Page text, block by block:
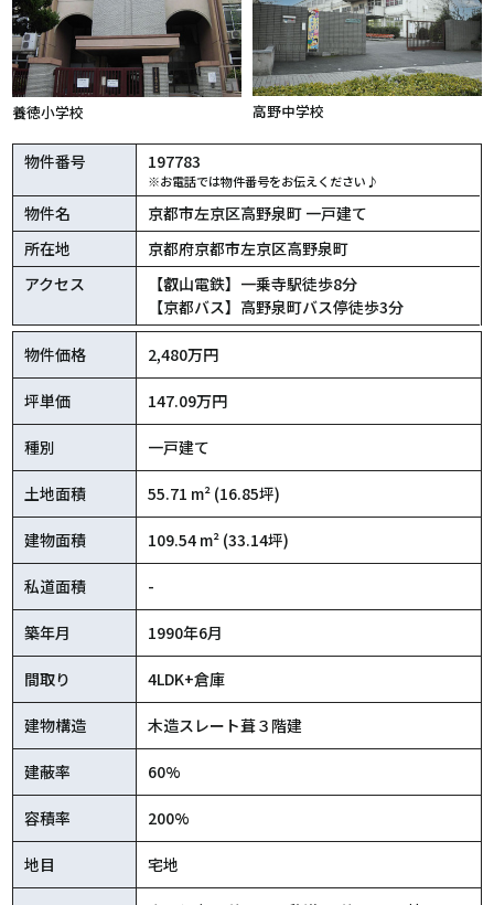
養徳小学校 高野中学校
物件番号 197783
※お電話では物件番号をお伝えください♪
物件名
京都市左京区高野泉町 一戸建て
所在地
京都府京都市左京区高野泉町
アクセス
【叡山電鉄】一乗寺駅徒歩8分
【京都バス】高野泉町バス停徒歩3分
物件価格 2,480万円
坪単価 147.09万円
種別 一戸建て
土地面積 55.71 m² (16.85坪)
建物面積 109.54 m² (33.14坪)
私道面積 -
築年月 1990年6月
間取り 4LDK+倉庫
建物構造 木造スレート葺３階建
建蔽率 60%
容積率 200%
地目 宅地